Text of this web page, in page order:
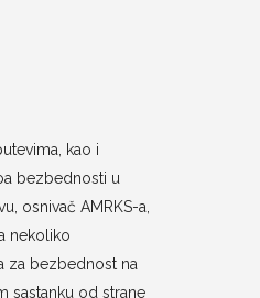
kao i
bezbednosti u
osnivač AMRKS-a,
nekoliko
za bezbednost na
sastanku od strane